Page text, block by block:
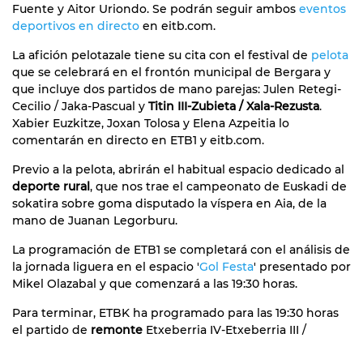
Fuente y Aitor Uriondo. Se podrán seguir ambos eventos
deportivos en directo en eitb.com.
La afición pelotazale tiene su cita con el festival de pelota
que se celebrará en el frontón municipal de Bergara y
que incluye dos partidos de mano parejas: Julen Retegi-
Cecilio / Jaka-Pascual y Titin III-Zubieta / Xala-Rezusta.
Xabier Euzkitze, Joxan Tolosa y Elena Azpeitia lo
comentarán en directo en ETB1 y eitb.com.
Previo a la pelota, abrirán el habitual espacio dedicado al
deporte rural, que nos trae el campeonato de Euskadi de
sokatira sobre goma disputado la víspera en Aia, de la
mano de Juanan Legorburu.
La programación de ETB1 se completará con el análisis de
la jornada liguera en el espacio 'Gol Festa' presentado por
Mikel Olazabal y que comenzará a las 19:30 horas.
Para terminar, ETBK ha programado para las 19:30 horas
el partido de remonte Etxeberria IV-Etxeberria III /